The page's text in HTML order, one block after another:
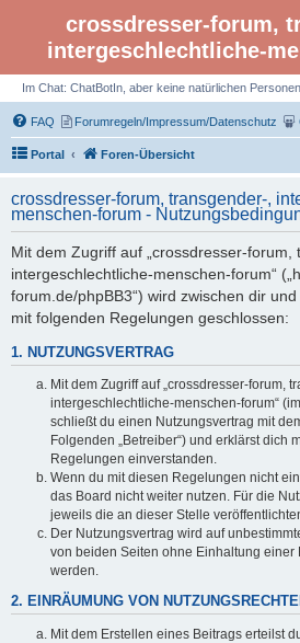
crossdresser-forum,
intergeschlechtliche-
Im Chat: ChatBotIn, aber keine natürlichen
FAQ Forumregeln/Impressum/Datenschutz
Portal Foren-Übersicht
crossdresser-forum, transgender-,
menschen-forum -
Mit dem Zugriff auf „crossdresser-forum,
intergeschlechtliche-menschen-forum“
forum.de/phpBB3“) wird zwischen dir
mit folgenden Regelungen geschlossen:
1. NUTZUNGSVERTRAG
Mit dem Zugriff auf „crossdresser-forum,
intergeschlechtliche-menschen-forum“
schließt du einen Nutzungsvertrag mit
Folgenden „Betreiber“) und erklärst dich
Regelungen einverstanden.
Wenn du mit diesen Regelungen nicht
das Board nicht weiter nutzen. Für die
jeweils die an dieser Stelle
Der Nutzungsvertrag wird auf
von beiden Seiten ohne Einhaltung einer
werden.
2. EINRÄUMUNG VON
Mit dem Erstellen eines Beitrags erteilst